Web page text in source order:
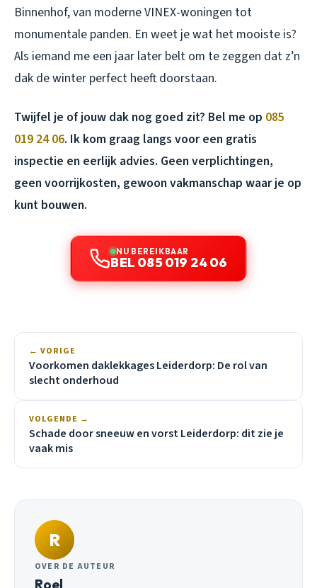
Binnenhof, van moderne VINEX-woningen tot
monumentale panden. En weet je wat het mooiste is?
Als iemand me een jaar later belt om te zeggen dat z’n
dak de winter perfect heeft doorstaan.
Twijfel je of jouw dak nog goed zit? Bel me op 085
019 24 06. Ik kom graag langs voor een gratis
inspectie en eerlijk advies. Geen verplichtingen,
geen voorrijkosten, gewoon vakmanschap waar je op
kunt bouwen.
NU BEREIKBAAR
BEL 085 019 24 06
← VORIGE
Voorkomen daklekkages Leiderdorp: De rol van
slecht onderhoud
VOLGENDE →
Schade door sneeuw en vorst Leiderdorp: dit zie je
vaak mis
R
OVER DE AUTEUR
Roel